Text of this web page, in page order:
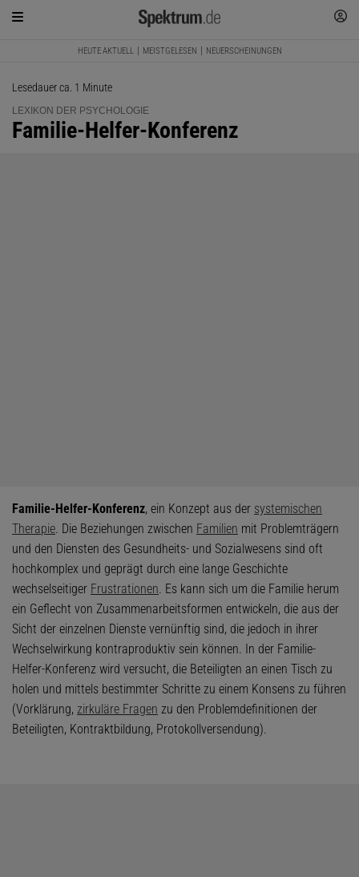
HEUTE AKTUELL MEISTGELESEN NEUERSCHEINUNGEN
Lesedauer ca. 1 Minute
LEXIKON DER PSYCHOLOGIE
:
Familie-Helfer-Konferenz
Familie-Helfer-Konferenz, ein Konzept aus der systemischen
Therapie. Die Beziehungen zwischen Familien mit Problemträgern
und den Diensten des Gesundheits- und Sozialwesens sind oft
hochkomplex und geprägt durch eine lange Geschichte
wechselseitiger Frustrationen. Es kann sich um die Familie herum
ein Geflecht von Zusammenarbeitsformen entwickeln, die aus der
Sicht der einzelnen Dienste vernünftig sind, die jedoch in ihrer
Wechselwirkung kontraproduktiv sein können. In der Familie-
Helfer-Konferenz wird versucht, die Beteiligten an einen Tisch zu
holen und mittels bestimmter Schritte zu einem Konsens zu führen
(Vorklärung, zirkuläre Fragen zu den Problemdefinitionen der
Beteiligten, Kontraktbildung, Protokollversendung).